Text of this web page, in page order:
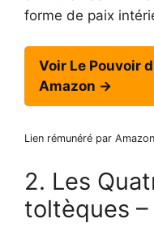
forme de paix
Voir Le Pouvoir
Amazon →
Lien rémunéré par Amazon
2. Les
toltèques –